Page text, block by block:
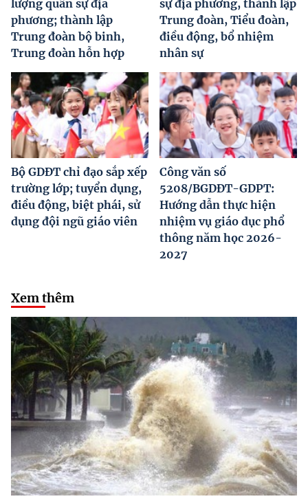
lượng quân sự địa
phương; thành lập
Trung đoàn bộ binh,
Trung đoàn hỗn hợp
sự địa phương, thành lập
Trung đoàn, Tiểu đoàn,
điều động, bổ nhiệm
nhân sự
Bộ GDĐT chỉ đạo sắp xếp
trường lớp; tuyển dụng,
điều động, biệt phái, sử
dụng đội ngũ giáo viên
Công văn số
5208/BGDĐT-GDPT:
Hướng dẫn thực hiện
nhiệm vụ giáo dục phổ
thông năm học 2026-
2027
Xem thêm